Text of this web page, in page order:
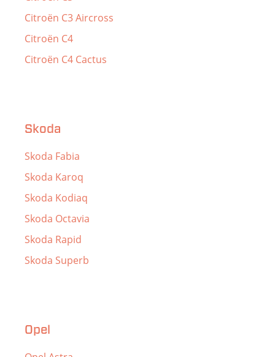
Citroën C3 Aircross
Citroën C4
Citroën C4 Cactus
Skoda
Skoda Fabia
Skoda Karoq
Skoda Kodiaq
Skoda Octavia
Skoda Rapid
Skoda Superb
Opel